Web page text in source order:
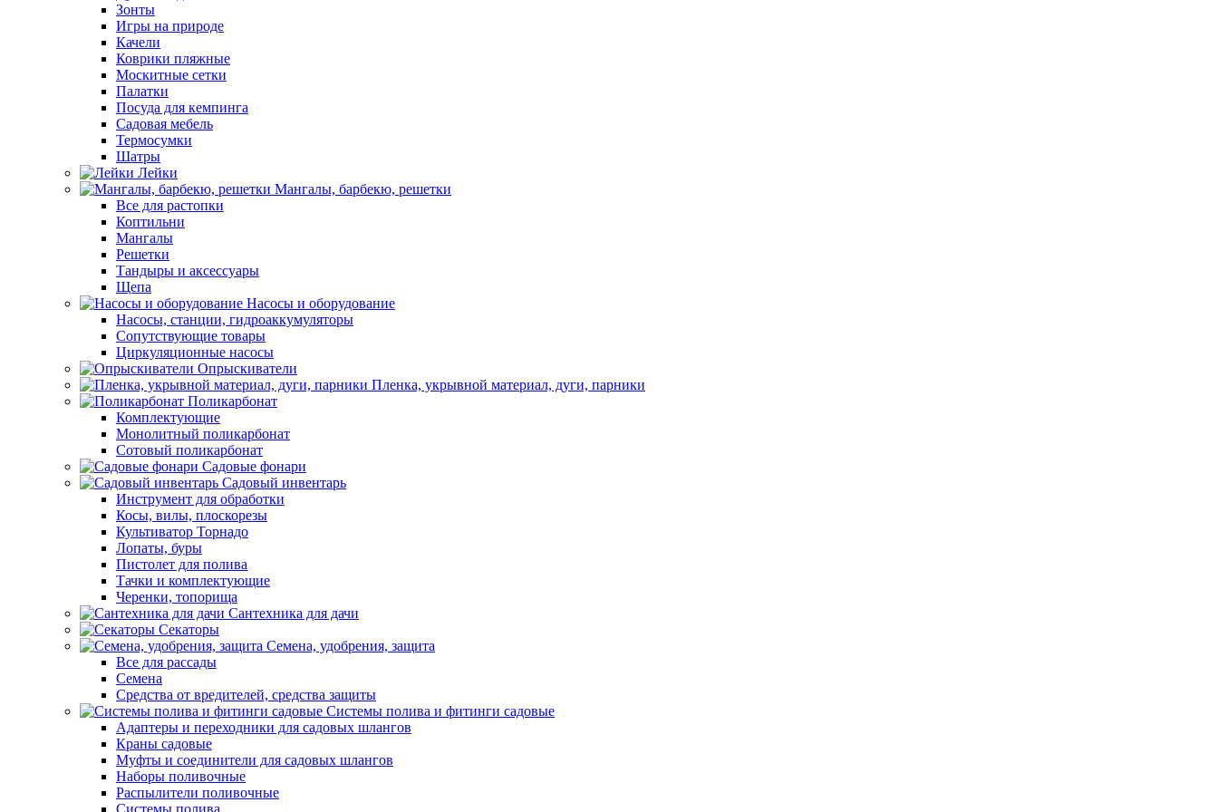
Зонты
Игры на природе
Качели
Коврики пляжные
Москитные сетки
Палатки
Посуда для кемпинга
Садовая мебель
Термосумки
Шатры
Лейки
Мангалы, барбекю, решетки
Все для растопки
Коптильни
Мангалы
Решетки
Тандыры и аксессуары
Щепа
Насосы и оборудование
Насосы, станции, гидроаккумуляторы
Сопутствующие товары
Циркуляционные насосы
Опрыскиватели
Пленка, укрывной материал, дуги, парники
Поликарбонат
Комплектующие
Монолитный поликарбонат
Сотовый поликарбонат
Садовые фонари
Садовый инвентарь
Инструмент для обработки
Косы, вилы, плоскорезы
Культиватор Торнадо
Лопаты, буры
Пистолет для полива
Тачки и комплектующие
Черенки, топорища
Сантехника для дачи
Секаторы
Семена, удобрения, защита
Все для рассады
Семена
Средства от вредителей, средства защиты
Системы полива и фитинги садовые
Адаптеры и переходники для садовых шлангов
Краны садовые
Муфты и соединители для садовых шлангов
Наборы поливочные
Распылители поливочные
Системы полива